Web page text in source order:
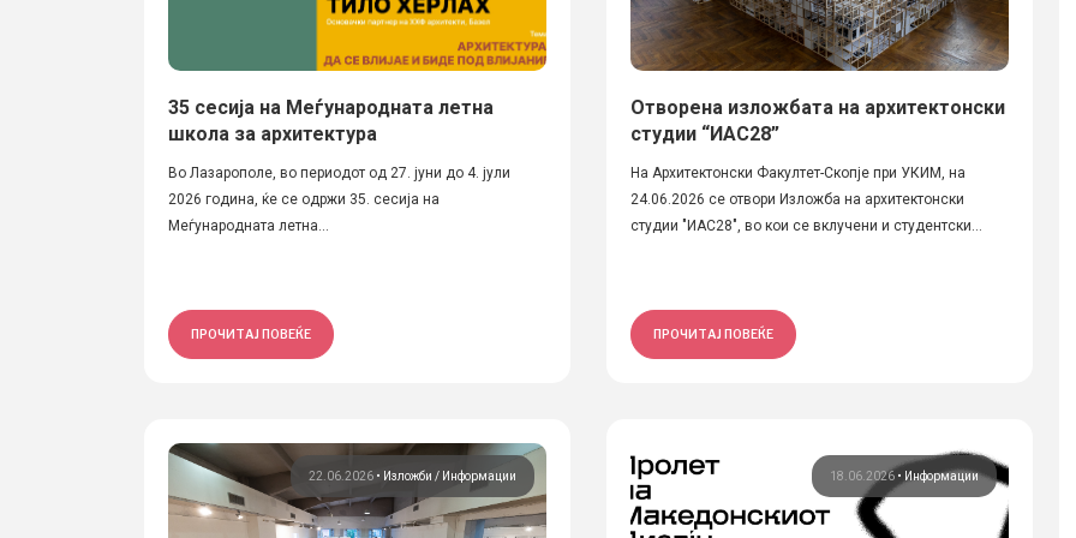
35 сесија на Меѓународната летна
школа за архитектура
Во Лазарополе, во периодот од 27. јуни до 4. јули
2026 година, ќе се одржи 35. сесија на
Меѓународната летна...
ПРОЧИТАЈ ПОВЕЌЕ
Отворена изложбата на архитектонски
студии “ИАС28”
На Архитектонски Факултет-Скопје при УКИМ, на
24.06.2026 се отвори Изложба на архитектонски
студии "ИАС28", во кои се вклучени и студентски...
ПРОЧИТАЈ ПОВЕЌЕ
22.06.2026 • Изложби Информации 18.06.2026• Информации